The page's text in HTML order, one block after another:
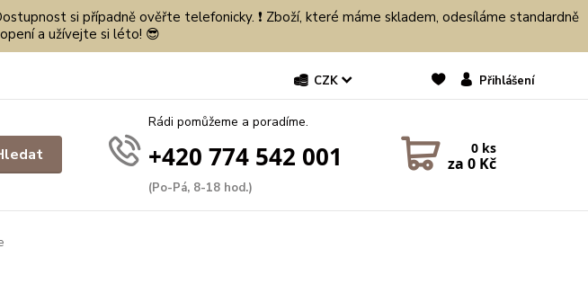
si případně ověřte telefonicky. ❗ Zboží, které máme skladem, odesíláme standardně
a užívejte si léto! 😎
CZK Přihlášení
Rádi pomůžeme a poradíme.
+420 774 542 001
(Po-Pá, 8-18 hod.)
0 ks
za 0 Kč